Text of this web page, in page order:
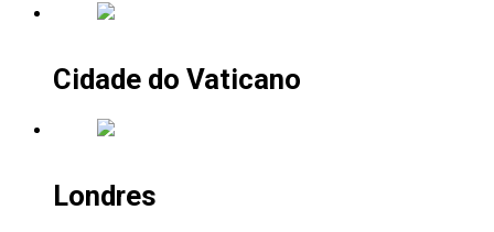
Cidade do Vaticano
Londres